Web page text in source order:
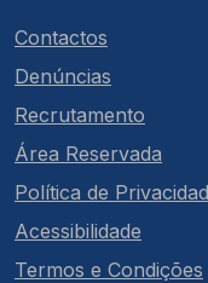
Contactos
Denúncias
Recrutamento
Área Reservada
Política de
Acessibilidade
Termos e Condições